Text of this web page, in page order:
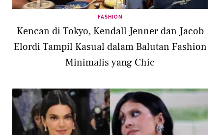
FASHION
Kencan di Tokyo, Kendall Jenner dan Jacob
Elordi Tampil Kasual dalam Balutan Fashion
Minimalis yang Chic